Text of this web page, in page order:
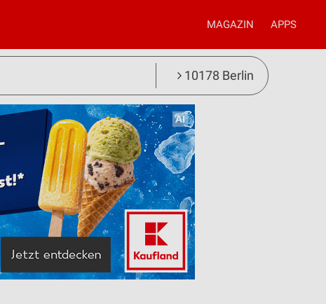
MAGAZIN APPS
10178 Berlin